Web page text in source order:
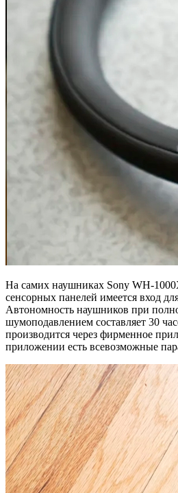
На самих наушниках Sony WH-
сенсорных панелей имеется вход
Автономность наушников при
шумоподавлением составляет 30
производится через фирменное
приложении есть всевозможные